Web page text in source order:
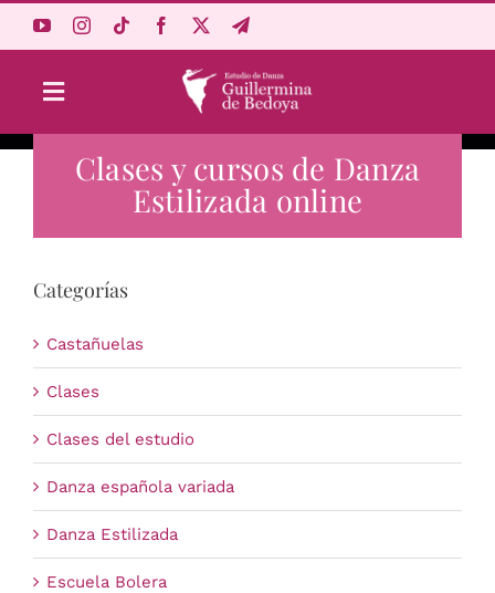
Toggle
Navigation
Aprende Online
Estudio
Carrito
Clases y cursos de Danza
Estilizada online
Categorías
Castañuelas
Clases
Clases del estudio
Danza española variada
Danza Estilizada
Escuela Bolera